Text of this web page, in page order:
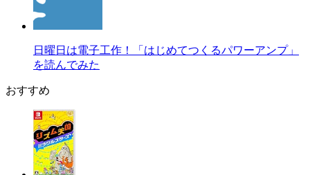
日曜日は電子工作！「はじめてつくるパワーアンプ」
を読んでみた
おすすめ